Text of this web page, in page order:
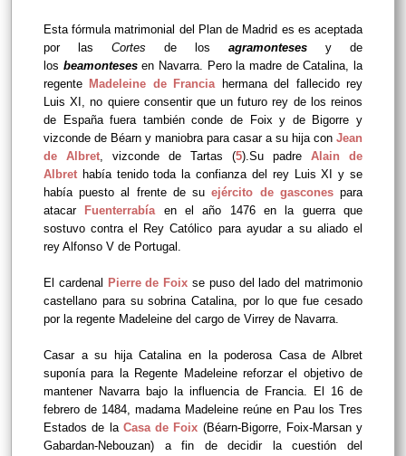
Esta fórmula matrimonial del Plan de Madrid es es aceptada
por las Cortes de los agramonteses y de
los beamontesesen Navarra. Pero la madre de Catalina, la
regente Madeleine de Francia
hermana del fallecido rey
Luis XI, no quiere consentir que un futuro rey de los reinos
de España fuera también conde de Foix y de Bigorre y
vizconde de Béarn y maniobra para casar a su hija con Jean
de Albret, vizconde de Tartas (5).Su padre Alain de
Albret había tenido toda la confianza del rey Luis XI y se
había puesto al frente de suejército de gascones para
atacar
Fuenterrabía en el año 1476 en la guerra que
sostuvo contra el Rey Católico para ayudar a su aliado el
rey Alfonso V de Portugal.
El cardenal Pierre de Foix se puso del lado del matrimonio
castellano para su sobrina Catalina, por lo que fue cesado
por la regente Madeleine del cargo de Virrey de Navarra.
Casar a su hija Catalina en la poderosa Casa de Albret
suponía para la Regente Madeleine reforzar el objetivo de
mantener Navarra bajo la influencia de Francia. El 16 de
febrero de 1484, madama Madeleine reúne en Pau los Tres
Estados de la Casa de Foix (Béarn-Bigorre, Foix-Marsan y
Gabardan-Nebouzan) a fin de decidir la cuestión del